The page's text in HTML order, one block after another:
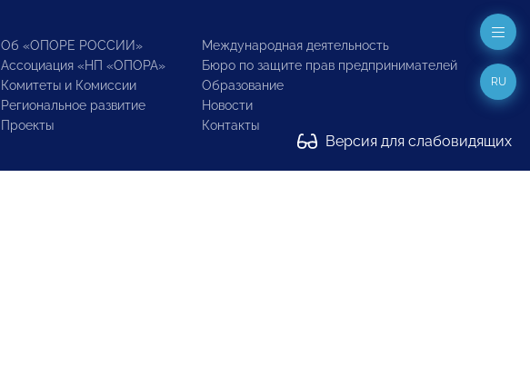
Об «ОПОРЕ РОССИИ»
Ассоциация «НП «ОПОРА»
Комитеты и Комиссии
Региональное развитие
Проекты
Международная деятельность
Бюро по защите прав предпринимателей
Образование
Новости
Контакты
Версия для слабовидящих
RU